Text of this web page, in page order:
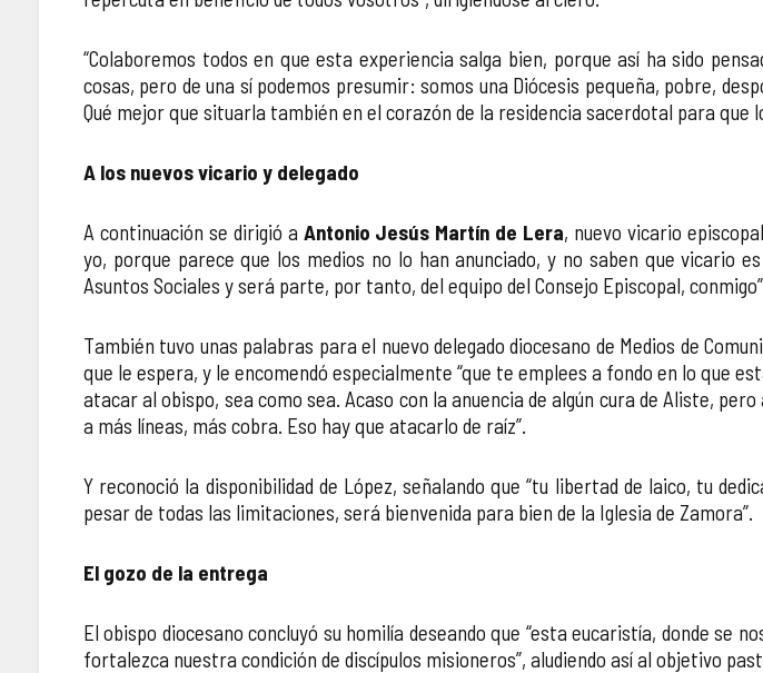
“Colaboremos todos en que esta experiencia salga bien, porque así ha sido
cosas, pero de una sí podemos presumir: somos una Diócesis pequeña, pobre,
Qué mejor que situarla también en el corazón de la residencia sacerdotal para que
A los nuevos vicario y delegado
A continuación se dirigió a Antonio Jesús Martín de Lera, nuevo vicario
yo, porque parece que los medios no lo han anunciado, y no saben que vicario
Asuntos Sociales y será parte, por tanto, del equipo del Consejo Episcopal,
También tuvo unas palabras para el nuevo delegado diocesano de Medios de
que le espera, y le encomendó especialmente “que te emplees a fondo en lo que
atacar al obispo, sea como sea. Acaso con la anuencia de algún cura de Aliste,
a más líneas, más cobra. Eso hay que atacarlo de raíz”.
Y reconoció la disponibilidad de López, señalando que “tu libertad de laico, tu
pesar de todas las limitaciones, será bienvenida para bien de la Iglesia de Zamora”.
El gozo de la entrega
El obispo diocesano concluyó su homilía deseando que “esta eucaristía, donde se
fortalezca nuestra condición de discípulos misioneros”, aludiendo así al objetivo